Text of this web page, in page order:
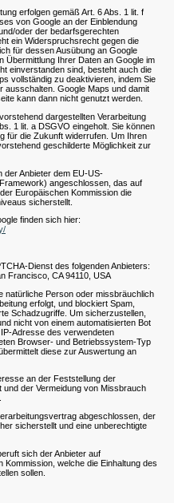
erfolgen gemäß Art. 6 Abs. 1 lit. f
von Google an der Einblendung
oder der bedarfsgerechten
ein Widerspruchsrecht gegen die
für dessen Ausübung an Google
Übermittlung Ihrer Daten an Google im
einverstanden sind, besteht auch die
vollständig zu deaktivieren, indem Sie
ausschalten. Google Maps und damit
kann dann nicht genutzt werden.
dargestellten Verarbeitung
1 lit. a DSGVO eingeholt. Sie können
für die Zukunft widerrufen. Um Ihren
geschilderte Möglichkeit zur
der Anbieter dem EU-US-
angeschlossen, das auf
Europäischen Kommission die
sicherstellt.
finden sich hier:
Dienst des folgenden Anbieters:
Francisco, CA 94110, USA
natürliche Person oder missbräuchlich
erfolgt, und blockiert Spam,
Schadzugriffe. Um sicherzustellen,
nicht von einem automatisierten Bot
Adresse des verwendeten
Browser- und Betriebssystem-Typ
diese zur Auswertung an
an der Feststellung der
und der Vermeidung von Missbrauch
abgeschlossen, der
sicherstellt und eine unberechtigte
sich der Anbieter auf
welche die Einhaltung des
sollen.